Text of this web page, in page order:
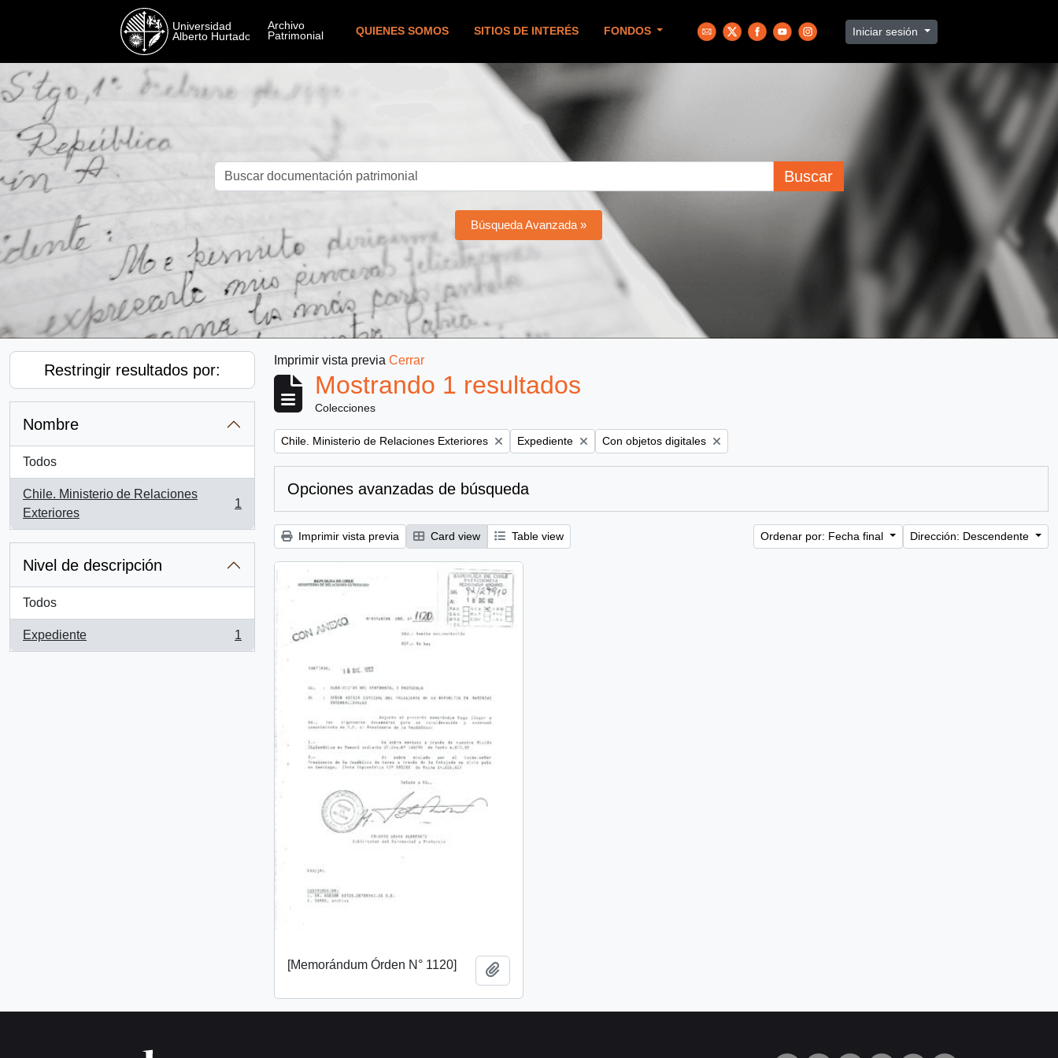
QUIENES SOMOS SITIOS DE INTERÉS FONDOS Iniciar sesión
Buscar
Búsqueda Avanzada »
Restringir resultados por:
Nombre
Todos
Chile. Ministerio de Relaciones
Exteriores
, 1 resultados
1
Nivel de descripción
Todos
Expediente
, 1 resultados
1
Imprimir vista previa Cerrar
Mostrando 1 resultados
Colecciones
Remove filter:
Chile. Ministerio de Relaciones Exteriores Remove filter:
Expediente Remove filter:
Con objetos digitales
Opciones avanzadas de búsqueda
Imprimir vista previa Card view Table view Ordenar por: Fecha final Dirección: Descendente
[Memorándum Órden N° 1120]